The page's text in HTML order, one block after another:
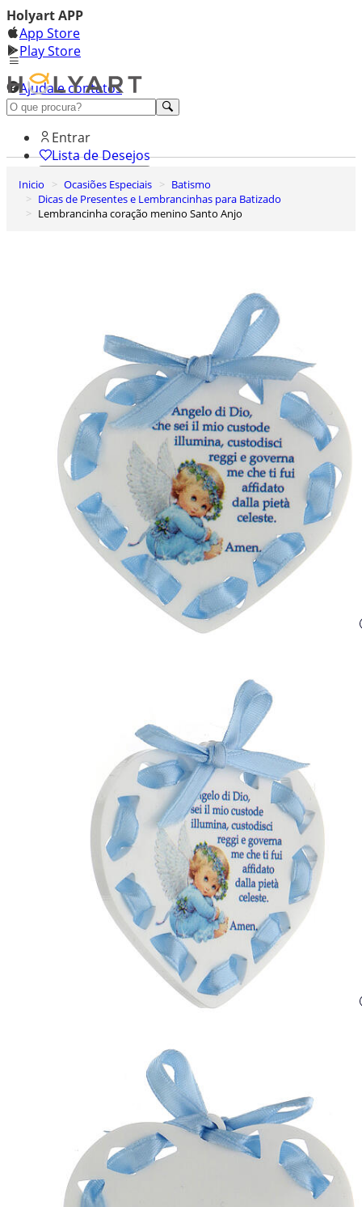
Holyart APP
App Store
Play Store
Ajuda e contatos
Conheça premium
Entrar
Lista de Desejos
0
Carrinho de Compras
Inicio Ocasiões Especiais
Batismo
Dicas de Presentes e Lembrancinhas para Batizado
Lembrancinha coração menino Santo Anjo